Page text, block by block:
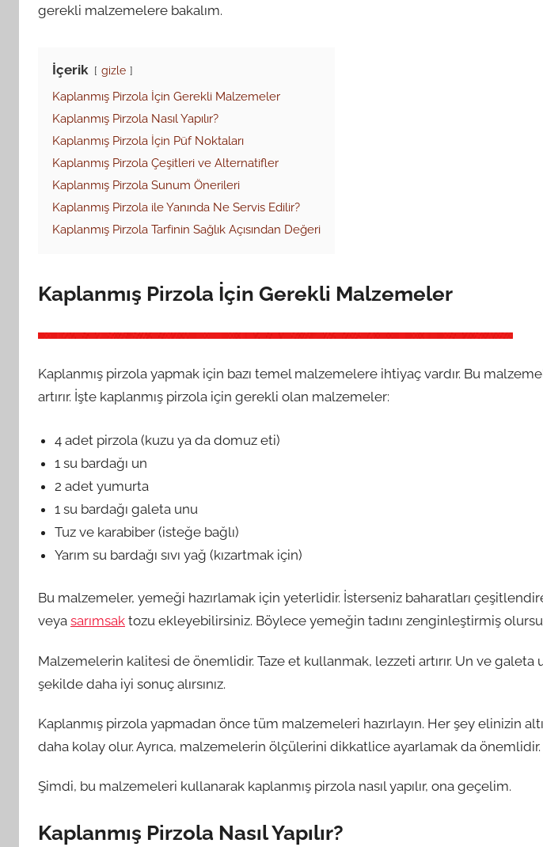
gerekli malzemelere bakalım.
İçerik gizle
Kaplanmış Pirzola İçin Gerekli Malzemeler
Kaplanmış Pirzola Nasıl Yapılır?
Kaplanmış Pirzola İçin Püf Noktaları
Kaplanmış Pirzola Çeşitleri ve Alternatifler
Kaplanmış Pirzola Sunum Önerileri
Kaplanmış Pirzola ile Yanında Ne Servis Edilir?
Kaplanmış Pirzola Tarfinin Sağlık Açısından Değeri
Kaplanmış Pirzola İçin Gerekli Malzemeler
Kaplanmış pirzola yapmak için bazı temel malzemelere ihtiyaç vardır. Bu
artırır. İşte kaplanmış pirzola için gerekli olan malzemeler:
4 adet pirzola (kuzu ya da domuz eti)
1 su bardağı un
2 adet yumurta
1 su bardağı galeta unu
Tuz ve karabiber (isteğe bağlı)
Yarım su bardağı sıvı yağ (kızartmak için)
Bu malzemeler, yemeği hazırlamak için yeterlidir. İsterseniz baharatları
veya sarımsak tozu ekleyebilirsiniz. Böylece yemeğin tadını zenginleştirmiş
Malzemelerin kalitesi de önemlidir. Taze et kullanmak, lezzeti artırır. Un ve galeta
şekilde daha iyi sonuç alırsınız.
Kaplanmış pirzola yapmadan önce tüm malzemeleri hazırlayın. Her şey elinizin
daha kolay olur. Ayrıca, malzemelerin ölçülerini dikkatlice ayarlamak da önemlidir.
Şimdi, bu malzemeleri kullanarak kaplanmış pirzola nasıl yapılır, ona geçelim.
Kaplanmış Pirzola Nasıl Yapılır?